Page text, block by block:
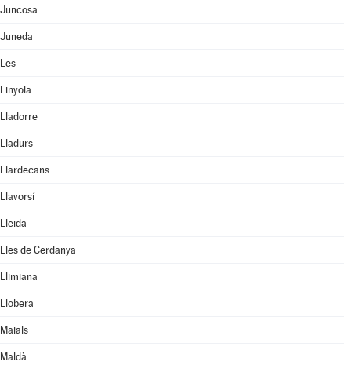
Juncosa
Juneda
Les
Linyola
Lladorre
Lladurs
Llardecans
Llavorsí
Lleida
Lles de Cerdanya
Llimiana
Llobera
Maials
Maldà